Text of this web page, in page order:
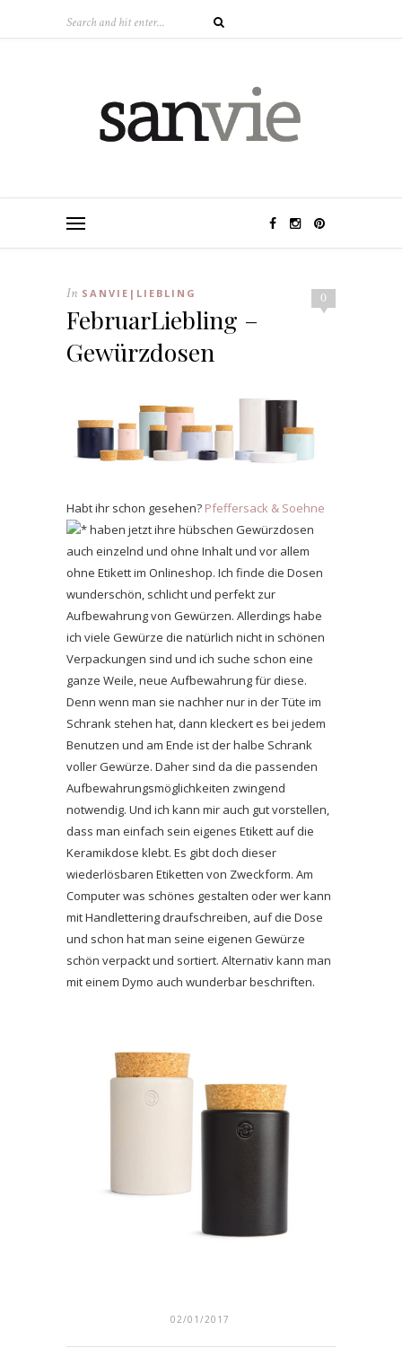
0
In SANVIE|LIEBLING
FebruarLiebling –
Gewürzdosen
Habt ihr schon gesehen? Pfeffersack & Soehne
* haben jetzt ihre hübschen Gewürzdosen
auch einzelnd und ohne Inhalt und vor allem
ohne Etikett im Onlineshop. Ich finde die Dosen
wunderschön, schlicht und perfekt zur
Aufbewahrung von Gewürzen. Allerdings habe
ich viele Gewürze die natürlich nicht in schönen
Verpackungen sind und ich suche schon eine
ganze Weile, neue Aufbewahrung für diese.
Denn wenn man sie nachher nur in der Tüte im
Schrank stehen hat, dann kleckert es bei jedem
Benutzen und am Ende ist der halbe Schrank
voller Gewürze. Daher sind da die passenden
Aufbewahrungsmöglichkeiten zwingend
notwendig. Und ich kann mir auch gut vorstellen,
dass man einfach sein eigenes Etikett auf die
Keramikdose klebt. Es gibt doch dieser
wiederlösbaren Etiketten von Zweckform. Am
Computer was schönes gestalten oder wer kann
mit Handlettering draufschreiben, auf die Dose
und schon hat man seine eigenen Gewürze
schön verpackt und sortiert. Alternativ kann man
mit einem Dymo auch wunderbar beschriften.
02/01/2017